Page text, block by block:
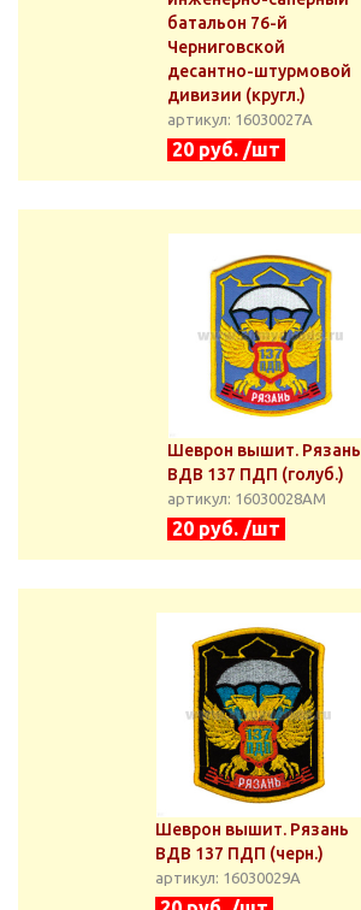
батальон 76-й
Черниговской
десантно-штурмовой
дивизии (кругл.)
артикул: 16030027А
20 руб. /шт
Шеврон вышит. Рязань
ВДВ 137 ПДП (голуб.)
артикул: 16030028АМ
20 руб. /шт
Шеврон вышит. Рязань
ВДВ 137 ПДП (черн.)
артикул: 16030029А